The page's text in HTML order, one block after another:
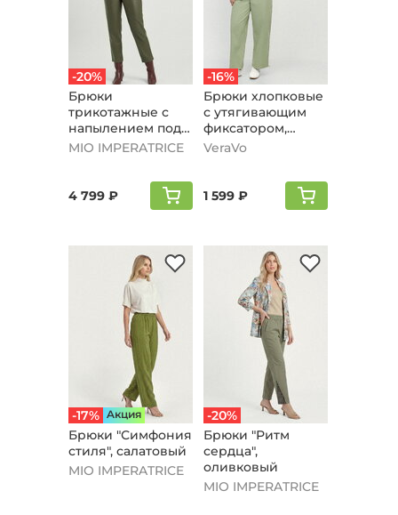
-20%
Брюки
трикотажные с
напылением под
кожу, хаки
MIO IMPERATRICE
4 799 ₽
-16%
Брюки хлопковые
с утягивающим
фиксатором,
оливковый
VeraVo
1 599 ₽
-17% Aкция
Брюки "Симфония
стиля", салатовый
MIO IMPERATRICE
-20%
Брюки "Ритм
сердца",
оливковый
MIO IMPERATRICE